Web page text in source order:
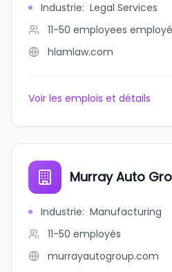
Industrie: Legal Services
11-50 employees
hlamlaw.com
Voir les emplois et détails
Murray Auto
Industrie: Manufacturing
11-50 employés
murrayautogroup.com